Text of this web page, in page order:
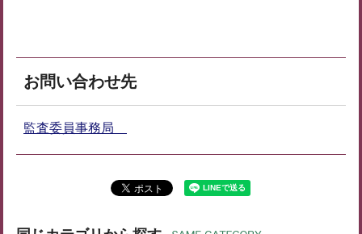
お問い合わせ先
監査委員事務局